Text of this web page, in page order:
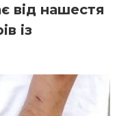
від нашестя
із